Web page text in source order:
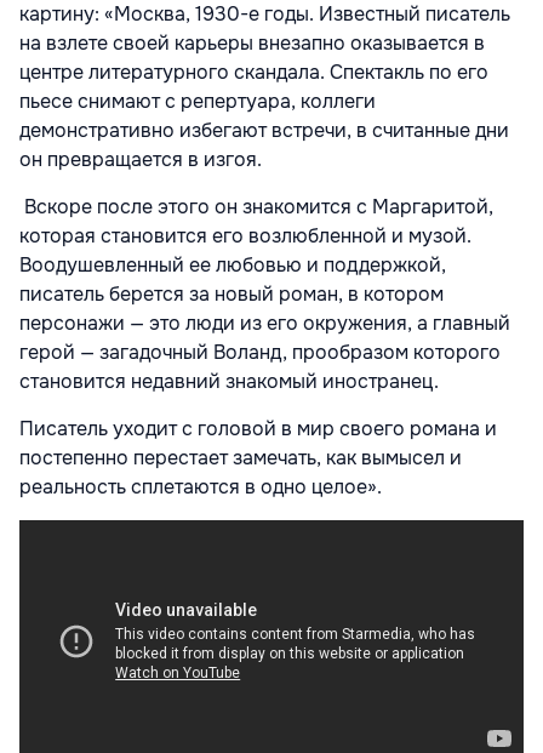
картину: «Москва, 1930-е годы. Известный писатель
на взлете своей карьеры внезапно оказывается в
центре литературного скандала. Спектакль по его
пьесе снимают с репертуара, коллеги
демонстративно избегают встречи, в считанные дни
он превращается в изгоя.
Вскоре после этого он знакомится с Маргаритой,
которая становится его возлюбленной и музой.
Воодушевленный ее любовью и поддержкой,
писатель берется за новый роман, в котором
персонажи — это люди из его окружения, а главный
герой — загадочный Воланд, прообразом которого
становится недавний знакомый иностранец.
Писатель уходит с головой в мир своего романа и
постепенно перестает замечать, как вымысел и
реальность сплетаются в одно целое».